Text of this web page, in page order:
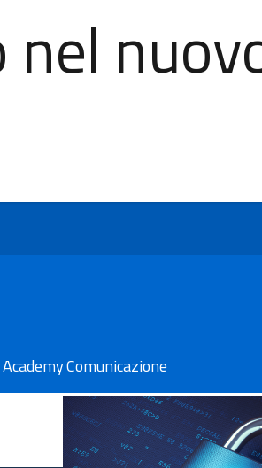
AcademyComunicazione